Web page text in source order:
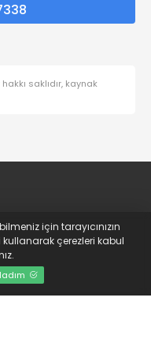
saklıdır, kaynak
için tarayıcınızın
kullanarak çerezleri kabul